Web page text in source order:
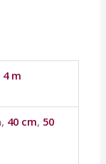
4 m
, 40 cm, 50